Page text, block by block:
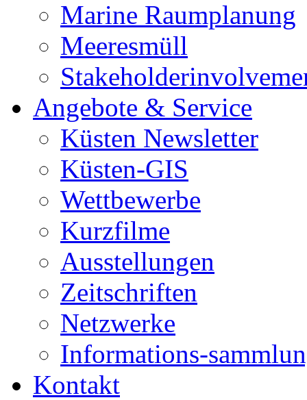
Marine Raumplanung
Meeresmüll
Angebote & Service
Küsten Newsletter
Küsten-GIS
Wettbewerbe
Kurzfilme
Ausstellungen
Zeitschriften
Netzwerke
Informations-
Kontakt